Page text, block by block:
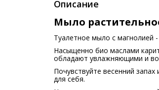
Описание
Мыло
Туалетное мыло с магнолией
Насыщенно био маслами
обладают увлажняющими и
Почувствуйте весенний
для себя.